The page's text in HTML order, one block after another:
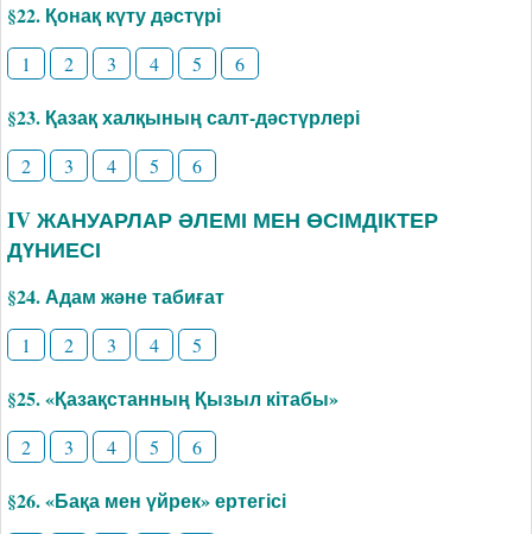
§22. Қонақ күту дәстүрі
1 2 3 4 5 6
§23. Қазақ халқының салт-дәстүрлері
2 3 4 5 6
IV ЖАНУАРЛАР ӘЛЕМІ МЕН ӨСІМДІКТЕР
ДҮНИЕСІ
§24. Адам және табиғат
1 2 3 4 5
§25. «Қазақстанның Қызыл кітабы»
2 3 4 5 6
§26. «Бақа мен үйрек» ертегісі